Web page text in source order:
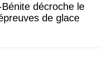
décroche le
de glace